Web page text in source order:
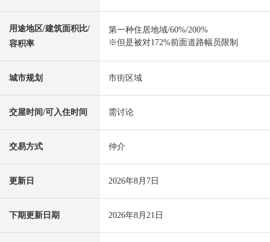
用途地区/建筑面积比/
容积率
第一种住居地域/60%/200%
※但是被对172%前面道路幅员限制
城市规划 市街区域
交屋时间/可入住时间 需讨论
交易方式 仲介
更新日 2026年8月7日
下期更新日期 2026年8月21日